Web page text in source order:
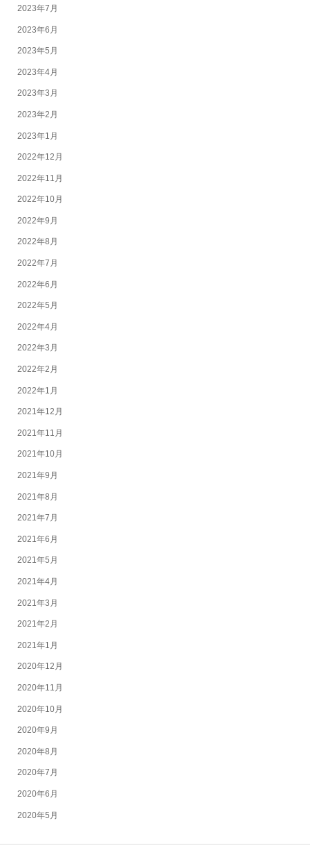
2023年7月
2023年6月
2023年5月
2023年4月
2023年3月
2023年2月
2023年1月
2022年12月
2022年11月
2022年10月
2022年9月
2022年8月
2022年7月
2022年6月
2022年5月
2022年4月
2022年3月
2022年2月
2022年1月
2021年12月
2021年11月
2021年10月
2021年9月
2021年8月
2021年7月
2021年6月
2021年5月
2021年4月
2021年3月
2021年2月
2021年1月
2020年12月
2020年11月
2020年10月
2020年9月
2020年8月
2020年7月
2020年6月
2020年5月